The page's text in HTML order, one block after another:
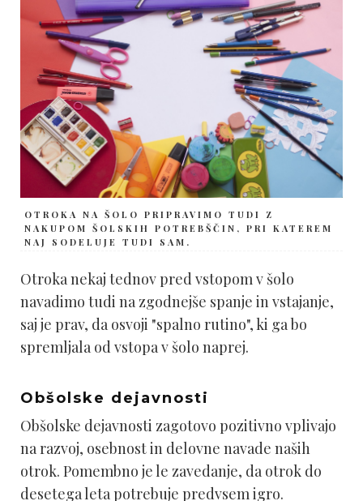
OTROKA NA ŠOLO PRIPRAVIMO TUDI Z
NAKUPOM ŠOLSKIH POTREBŠČIN, PRI KATEREM
NAJ SODELUJE TUDI SAM.
Otroka nekaj tednov pred vstopom v šolo
navadimo tudi na zgodnejše spanje in vstajanje,
saj je prav, da osvoji "spalno rutino", ki ga bo
spremljala od vstopa v šolo naprej.
Obšolske dejavnosti
Obšolske dejavnosti zagotovo pozitivno vplivajo
na razvoj, osebnost in delovne navade naših
otrok. Pomembno je le zavedanje, da otrok do
desetega leta potrebuje predvsem igro.